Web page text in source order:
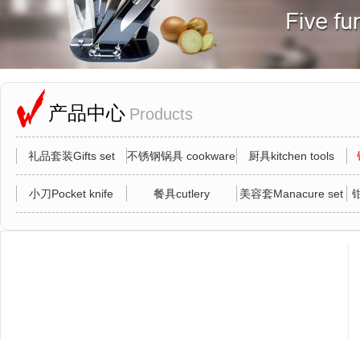
产品中心 Products
礼品套装Gifts set 不锈钢锅具 cookware 厨具kitchen tools
小刀Pocket knife 餐具cutlery 美容套Manacure set